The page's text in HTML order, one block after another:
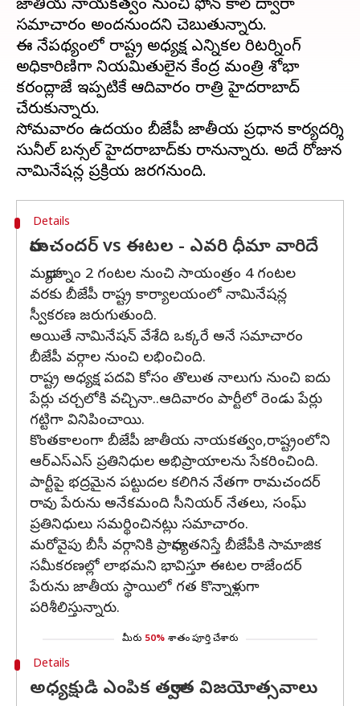
జాతీయ నాయకత్వం నుంచి ఫోన్ కాల్ ద్వారా
సమాచారం అందనుందని చెబుతున్నారు.
ఈ నేపథ్యంలో రాష్ట్ర అధ్యక్ష ఎన్నికల రిటర్నింగ్
అధికారిణిగా నియమితులైన కేంద్ర మంత్రి శోభా
కరంద్లాజే ఇప్పటికే ఆదివారం రాత్రి హైదరాబాద్‌
చేరుకున్నారు.
సోమవారం ఉదయం బీజేపీ జాతీయ ప్రధాన కార్యదర్శి
సునీల్ బన్సల్ హైదరాబాద్‌కు రానున్నారు. అదే రోజున
Details
రామచందర్‌ vs ఈటల - ఎవరి ధీమా వారిదే
మధ్యాహ్నం 2 గంటల నుంచి సాయంత్రం 4 గంటల
వరకు బీజేపీ రాష్ట్ర కార్యాలయంలో నామినేషన్ల
స్వీకరణ జరుగుతుంది.
అయితే నామినేషన్ వేశేది ఒక్కరే అనే సమాచారం
బీజేపీ వర్గాల నుంచి లభించింది.
రాష్ట్ర అధ్యక్ష పదవి కోసం తొలుత నాలుగు నుంచి ఐదు
పేర్లు చర్చలోకి వచ్చినా..ఆదివారం పార్టీలో రెండు పేర్లు
గట్టిగా వినిపించాయి.
కొంతకాలంగా బీజేపీ జాతీయ నాయకత్వం,రాష్ట్రంలోని
ఆర్‌ఎస్‌ఎస్‌ ప్రతినిధుల అభిప్రాయాలను సేకరించింది.
పార్టీపై భద్రమైన పట్టుదల కలిగిన నేతగా రామచందర్
రావు పేరును అనేకమంది సీనియర్ నేతలు, సంఘ్
ప్రతినిధులు సమర్థించినట్లు సమాచారం.
మరోవైపు బీసీ వర్గానికి ప్రాధాన్యతనిస్తే బీజేపీకి సామాజిక
సమీకరణల్లో లాభమని భావిస్తూ ఈటల రాజేందర్
పేరును జాతీయ స్థాయిలో గత కొన్నాళ్లుగా
పరిశీలిస్తున్నారు.
మీరు 50% శాతం పూర్తి చేశారు
Details
అధ్యక్షుడి ఎంపిక తర్వాత విజయోత్సవాలు